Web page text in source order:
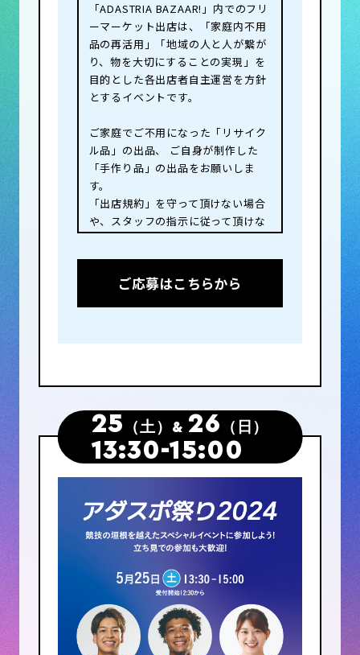
「ADASTRIA BAZAAR!」内でのフリ
ーマーケット出店は、「家庭内不用
品の再活用」「地域の人と人が繋が
り、物を大切にすることの実現」を
目的とした各出店者自主運営を方針
とするイベントです。
ご家庭でご不用になった「リサイク
ル品」の出品、 ご自身が制作した
「手作り品」の出品をお願いしま
す。
「出店規約」を守って頂けない場合
や、スタッフの指示に従って頂けな
い場合・お客様からの苦情やトラブ
ルが発生した場合等は、即退場いた
だきますこと、ご了承ください。
開催日時：5月25日（土）〜
出店数：40ブース程度
※希望者多数の場合は抽選とさせて
いただきます
区画サイズ：１ブース 3.0ｍ×3.0
出店料：無料
＜出店条件＞
・「地域の人と人がつながり、物を
大切するライフスタイルを楽しむ」
という主旨に賛同してくださる方
・18歳以上の個人、または代表者が
18歳以上のグループ
ご応募はこちらから
25 （土） & 26 （日）
13:30-15:00